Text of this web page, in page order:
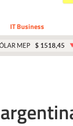
IT Business
MEP $ 1518,45